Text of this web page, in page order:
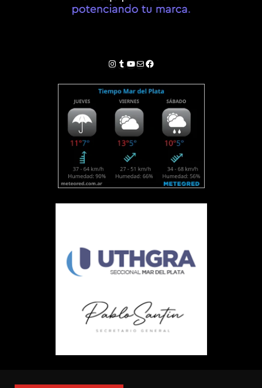
Instagram
Tumblr
YouTube
Correo electrónico
Facebook